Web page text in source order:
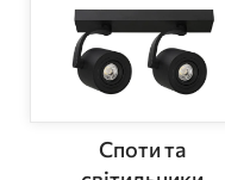
Споти та